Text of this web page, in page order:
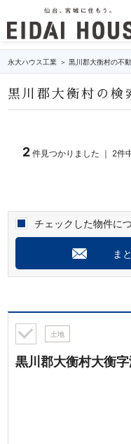
永大ハウス工業 黒川郡大衡村の不
黒川郡大衡村の検
2 件見つかりました ｜ 2件
チェックした物件に
ま
土地
黒川郡大衡村大衡